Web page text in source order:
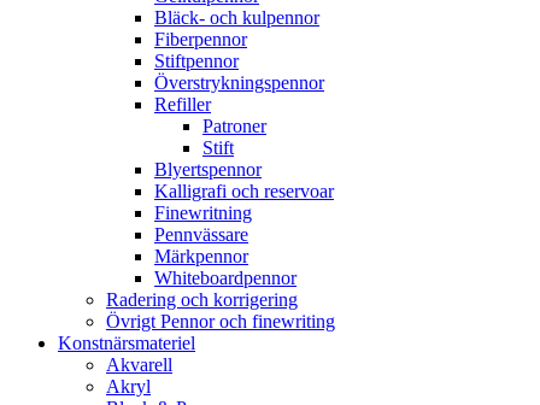
Bläck- och kulpennor
Fiberpennor
Stiftpennor
Överstrykningspennor
Refiller
Patroner
Stift
Blyertspennor
Kalligrafi och reservoar
Finewritning
Pennvässare
Märkpennor
Whiteboardpennor
Radering och korrigering
Övrigt Pennor och finewriting
Konstnärsmateriel
Akvarell
Akryl